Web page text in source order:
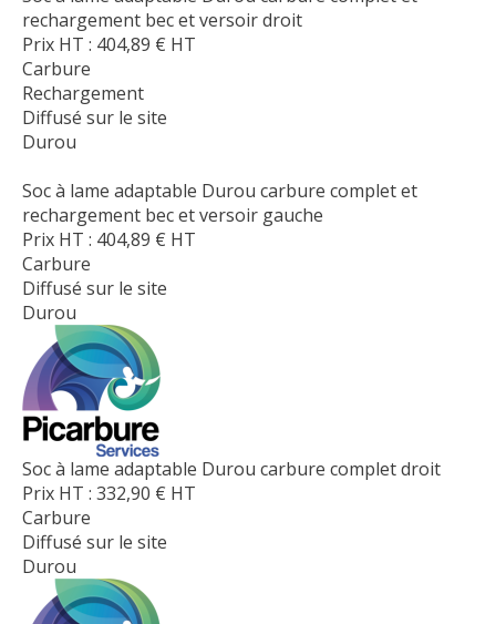
rechargement bec et versoir droit
Prix HT : 404,89 € HT
Carbure
Rechargement
Diffusé sur le site
Durou
Soc à lame adaptable Durou carbure complet et
rechargement bec et versoir gauche
Prix HT : 404,89 € HT
Carbure
Diffusé sur le site
Durou
Soc à lame adaptable Durou carbure complet droit
Prix HT : 332,90 € HT
Carbure
Diffusé sur le site
Durou